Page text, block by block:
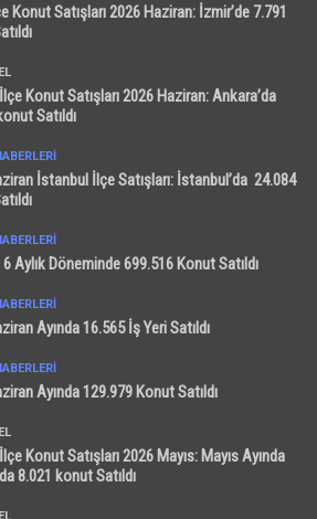
Konut Satışları 2026 Haziran: İzmir’de 7.791
Konut Satışları 2026 Haziran: Ankara’da
Satıldı
İstanbul İlçe Satışları: İstanbul’da 24.084
Aylık Döneminde 699.516 Konut Satıldı
Ayında 16.565 İş Yeri Satıldı
Ayında 129.979 Konut Satıldı
Konut Satışları 2026 Mayıs: Mayıs Ayında
8.021 konut Satıldı